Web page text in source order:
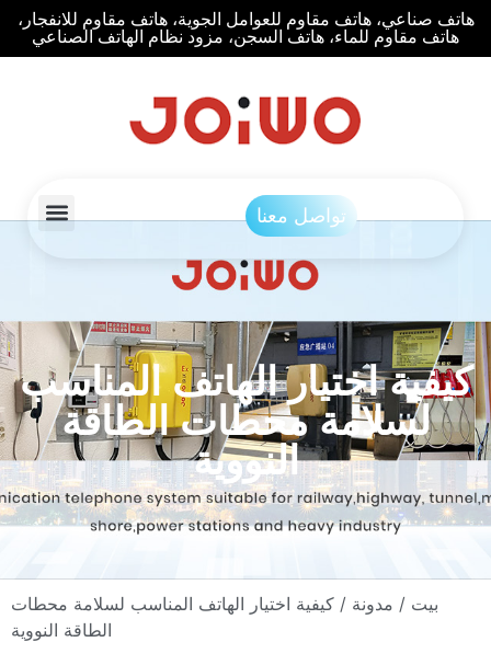
هاتف صناعي، هاتف مقاوم للعوامل الجوية، هاتف مقاوم للانفجار،
هاتف مقاوم للماء، هاتف السجن، مزود نظام الهاتف الصناعي
تواصل معنا
كيفية اختيار الهاتف المناسب
لسلامة محطات الطاقة
النووية
بيت / مدونة / كيفية اختيار الهاتف المناسب لسلامة محطات